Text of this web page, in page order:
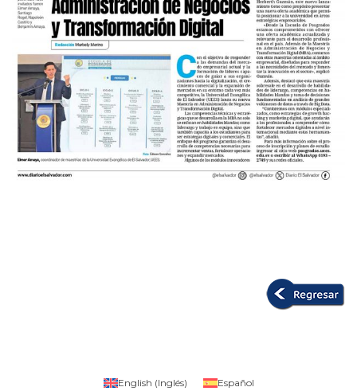
English (Inglés) Español